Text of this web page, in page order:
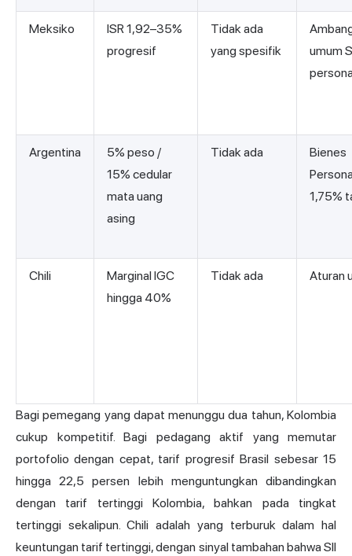
Meksiko
ISR 1,92–35%
progresif
Tidak ada
yang spesifik
umum
Argentina
5% peso /
15% cedular
mata uang
asing
Tidak ada
Bienes
1,75%
Chili
Marginal IGC
hingga 40%
Tidak ada Aturan
Bagi pemegang yang dapat menunggu dua tahun, Kolombia
cukup kompetitif. Bagi pedagang aktif yang memutar
portofolio dengan cepat, tarif progresif Brasil sebesar 15
hingga 22,5 persen lebih menguntungkan dibandingkan
dengan tarif tertinggi Kolombia, bahkan pada tingkat
tertinggi sekalipun. Chili adalah yang terburuk dalam hal
keuntungan tarif tertinggi, dengan sinyal tambahan bahwa SII